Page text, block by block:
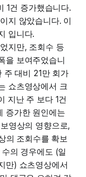
1건 증가했습니다.
지 않았습니다. 이
입니다.
지만, 조회수 등
을 보여주었습니
주 대비 21만 회가
쇼츠영상에서 크
지난 주 보다 1건
증가한 원인에는
영상의 영향으로,
의 조회수를 확보
의 경우에도 (일
만) 쇼츠영상에서